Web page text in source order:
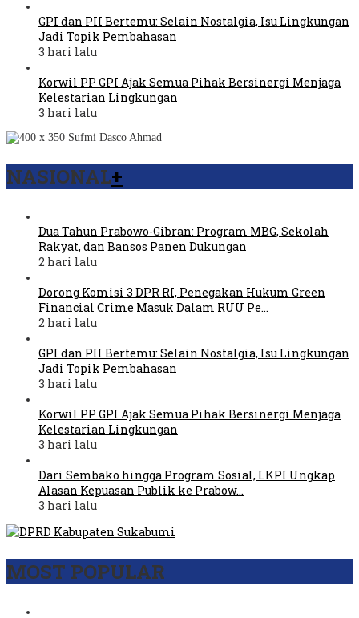
GPI dan PII Bertemu: Selain Nostalgia, Isu Lingkungan
Jadi Topik Pembahasan
3 hari lalu
Korwil PP GPI Ajak Semua Pihak Bersinergi Menjaga
Kelestarian Lingkungan
3 hari lalu
NASIONAL+
Dua Tahun Prabowo-Gibran: Program MBG, Sekolah
Rakyat, dan Bansos Panen Dukungan
2 hari lalu
Dorong Komisi 3 DPR RI, Penegakan Hukum Green
Financial Crime Masuk Dalam RUU Pe…
2 hari lalu
GPI dan PII Bertemu: Selain Nostalgia, Isu Lingkungan
Jadi Topik Pembahasan
3 hari lalu
Korwil PP GPI Ajak Semua Pihak Bersinergi Menjaga
Kelestarian Lingkungan
3 hari lalu
Dari Sembako hingga Program Sosial, LKPI Ungkap
Alasan Kepuasan Publik ke Prabow…
3 hari lalu
MOST POPULAR